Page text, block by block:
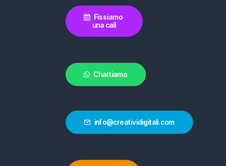
Fissiamo
una call
Chattiamo
info@creatividigitali.com